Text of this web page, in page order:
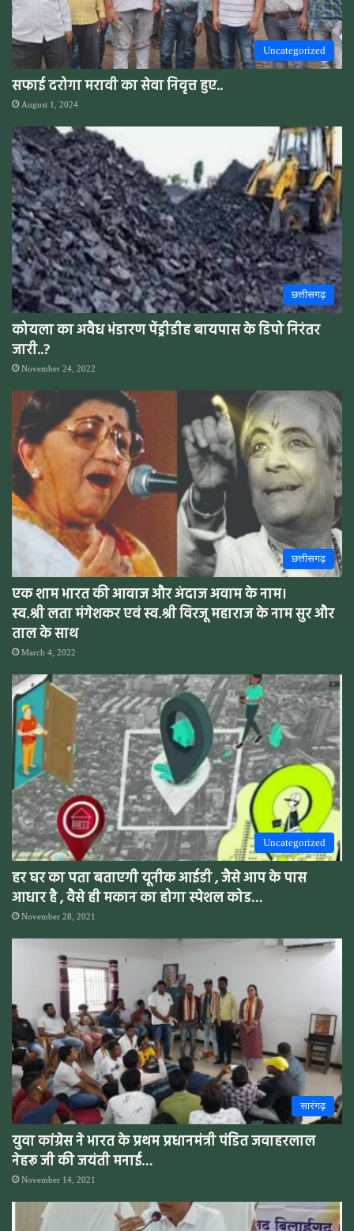
Uncategorized
सफाई दरोगा मरावी का सेवा निवृत्त हुए..
August 1, 2024
छत्तीसगढ़
कोयला का अवैध भंडारण पेंड्रीडीह बायपास के डिपो निरंतर
जारी..?
November 24, 2022
छत्तीसगढ़
एक शाम भारत की आवाज और अंदाज अवाम के नाम।
स्व.श्री लता मंगेशकर एवं स्व.श्री विरजू महाराज के नाम सुर और
ताल के साथ
March 4, 2022
Uncategorized
हर घर का पता बताएगी यूनीक आईडी , जैसे आप के पास
आधार है , वैसे ही मकान का होगा स्पेशल कोड…
November 28, 2021
सारंगढ़
युवा कांग्रेस ने भारत के प्रथम प्रधानमंत्री पंडित जवाहरलाल
नेहरू जी की जयंती मनाई…
November 14, 2021